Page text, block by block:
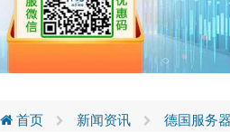
首页 新闻资讯 德国服务